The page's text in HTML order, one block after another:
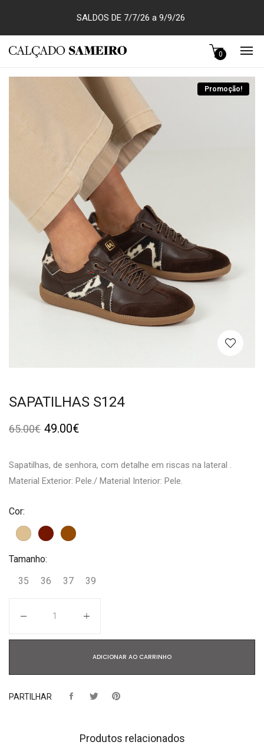
SALDOS DE 7/7/26 a 9/9/26
0
Promoção!
SAPATILHAS S124
65.00€ 49.00€
Sapatilhas, de senhora, com detalhe em riscas na lateral .
Material Exterior: Pele./ Material Interior: Pele.
Cor:
Tamanho:
35
36 37 39
ADICIONAR AO CARRINHO
PARTILHAR
Produtos relacionados